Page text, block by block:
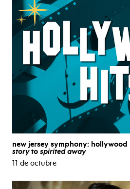
new jersey symphony: hollywood
storyto spirited away
11 de octubre